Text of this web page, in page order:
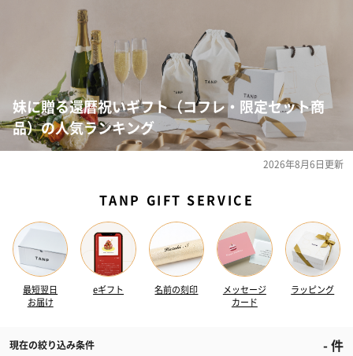
妹に贈る還暦祝いギフト（コフレ・限定セット商
品）の人気ランキング
2026年8月6日更新
TANP GIFT SERVICE
最短翌日
お届け
eギフト 名前の刻印
メッセージ
カード
ラッピング
現在の絞り込み条件 -件